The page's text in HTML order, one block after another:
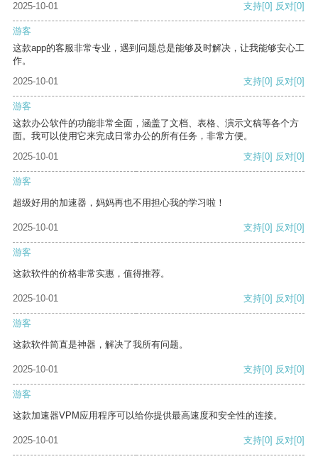
2025-10-01 支持[0] 反对[0]
游客
这款app的客服非常专业，遇到问题总是能够及时解决，让我能够安心工
作。
2025-10-01
支持[0] 反对[0]
游客
这款办公软件的功能非常全面，涵盖了文档、表格、演示文稿等各个方
面。我可以使用它来完成日常办公的所有任务，非常方便。
2025-10-01
支持[0] 反对[0]
游客
超级好用的加速器，妈妈再也不用担心我的学习啦！
2025-10-01 支持[0] 反对[0]
游客
这款软件的价格非常实惠，值得推荐。
2025-10-01 支持[0] 反对[0]
游客
这款软件简直是神器，解决了我所有问题。
2025-10-01 支持[0] 反对[0]
游客
这款加速器VPM应用程序可以给你提供最高速度和安全性的连接。
2025-10-01 支持[0] 反对[0]